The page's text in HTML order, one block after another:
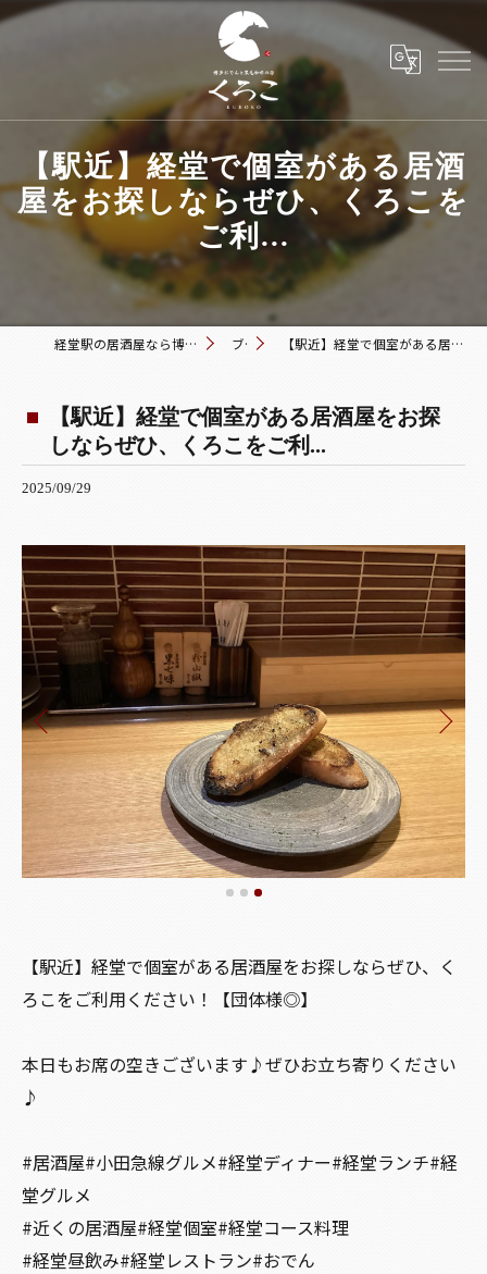
【駅近】経堂で個室がある居酒
屋をお探しならぜひ、くろこを
ご利...
経堂駅の居酒屋なら博多おでんと黒毛和牛の店 くろこ ブログ 【駅近】経堂で個室がある居酒屋をお探しならぜひ、くろこをご利...
【駅近】経堂で個室がある居酒屋をお探
しならぜひ、くろこをご利...
2025/09/29
【駅近】経堂で個室がある居酒屋をお探しならぜひ、く
ろこをご利用ください！【団体様◎】
本日もお席の空きございます♪ぜひお立ち寄りください
♪
#居酒屋#小田急線グルメ#経堂ディナー#経堂ランチ#経
堂グルメ
#近くの居酒屋#経堂個室#経堂コース料理
#経堂昼飲み#経堂レストラン#おでん